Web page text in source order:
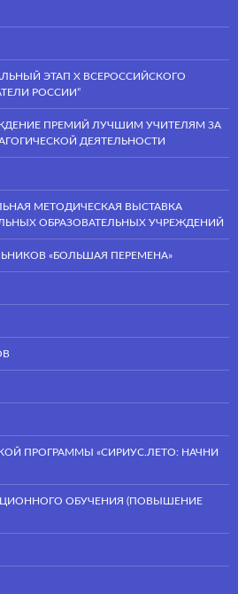
ЭТАП Х ВСЕРОССИЙСКОГО
РОССИИ”
ПРЕМИЙ ЛУЧШИМ УЧИТЕЛЯМ ЗА
ДЕЯТЕЛЬНОСТИ
МЕТОДИЧЕСКАЯ ВЫСТАВКА
ОБРАЗОВАТЕЛЬНЫХ УЧРЕЖДЕНИЙ
«БОЛЬШАЯ ПЕРЕМЕНА»
ПРОГРАММЫ «СИРИУС.ЛЕТО: НАЧНИ
ОБУЧЕНИЯ (ПОВЫШЕНИЕ